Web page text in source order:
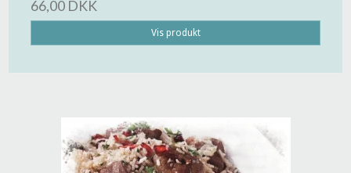
66,00 DKK
Vis produkt